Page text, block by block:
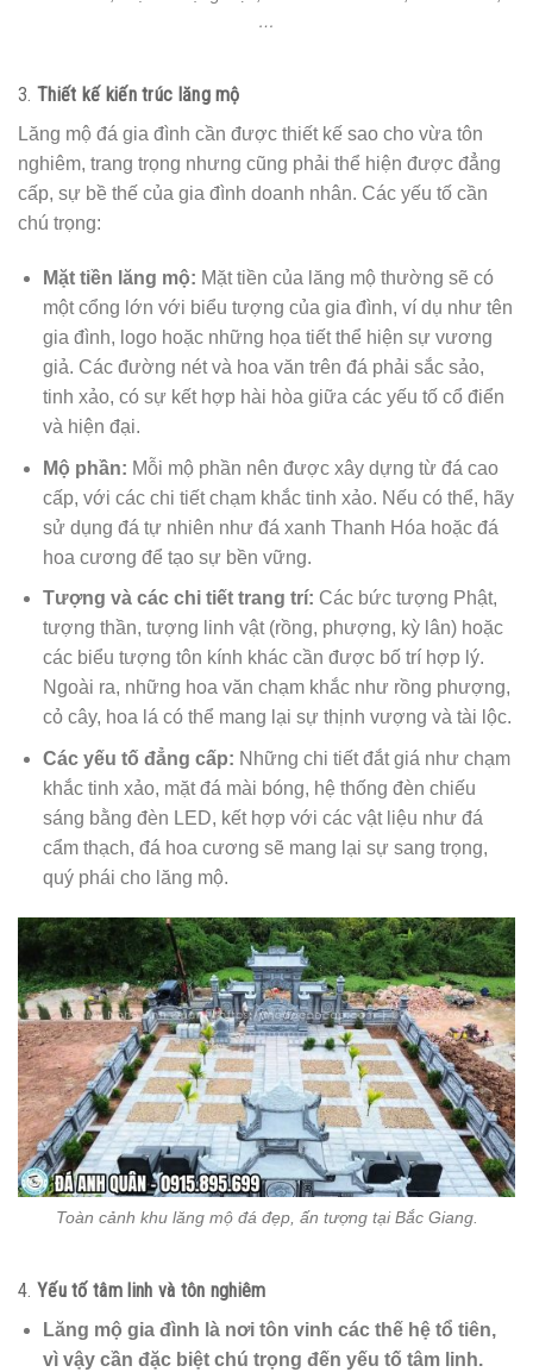
…
3. Thiết kế kiến trúc lăng mộ
Lăng mộ đá gia đình cần được thiết kế sao cho vừa tôn
nghiêm, trang trọng nhưng cũng phải thể hiện được đẳng
cấp, sự bề thế của gia đình doanh nhân. Các yếu tố cần
chú trọng:
Mặt tiền lăng mộ: Mặt tiền của lăng mộ thường sẽ có
một cổng lớn với biểu tượng của gia đình, ví dụ như tên
gia đình, logo hoặc những họa tiết thể hiện sự vương
giả. Các đường nét và hoa văn trên đá phải sắc sảo,
tinh xảo, có sự kết hợp hài hòa giữa các yếu tố cổ điển
và hiện đại.
Mộ phần: Mỗi mộ phần nên được xây dựng từ đá cao
cấp, với các chi tiết chạm khắc tinh xảo. Nếu có thể, hãy
sử dụng đá tự nhiên như đá xanh Thanh Hóa hoặc đá
hoa cương để tạo sự bền vững.
Tượng và các chi tiết trang trí: Các bức tượng Phật,
tượng thần, tượng linh vật (rồng, phượng, kỳ lân) hoặc
các biểu tượng tôn kính khác cần được bố trí hợp lý.
Ngoài ra, những hoa văn chạm khắc như rồng phượng,
cỏ cây, hoa lá có thể mang lại sự thịnh vượng và tài lộc.
Các yếu tố đẳng cấp: Những chi tiết đắt giá như chạm
khắc tinh xảo, mặt đá mài bóng, hệ thống đèn chiếu
sáng bằng đèn LED, kết hợp với các vật liệu như đá
cẩm thạch, đá hoa cương sẽ mang lại sự sang trọng,
quý phái cho lăng mộ.
Toàn cảnh khu lăng mộ đá đẹp, ấn tượng tại Bắc Giang.
4. Yếu tố tâm linh và tôn nghiêm
Lăng mộ gia đình là nơi tôn vinh các thế hệ tổ tiên,
vì vậy cần đặc biệt chú trọng đến yếu tố tâm linh.